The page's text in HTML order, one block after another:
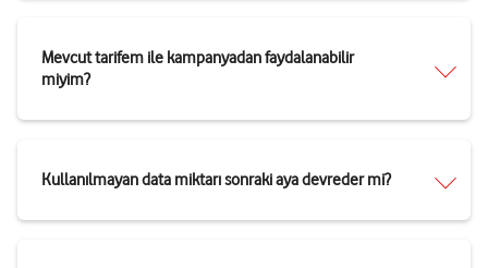
Mevcut tarifem ile kampanyadan faydalanabilir
miyim?
Kullanılmayan data miktarı sonraki aya devreder mi?